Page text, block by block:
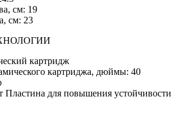
см: 19
см: 23
картридж
картриджа, дюймы: 40
Пластина для повышения устойчивости